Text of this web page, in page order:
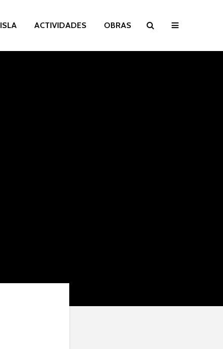
ISLA ACTIVIDADES OBRAS